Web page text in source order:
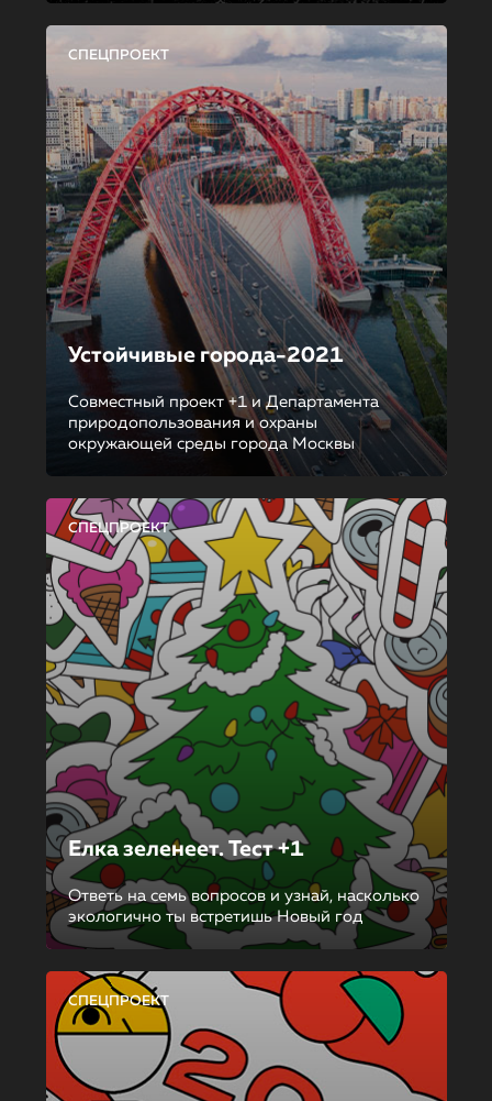
СПЕЦПРОЕКТ
Устойчивые города-2021
Совместный проект +1 и Департамента
природопользования и охраны
окружающей среды города Москвы
СПЕЦПРОЕКТ
Елка зеленеет. Тест +1
Ответь на семь вопросов и узнай, насколько
экологично ты встретишь Новый год
СПЕЦПРОЕКТ